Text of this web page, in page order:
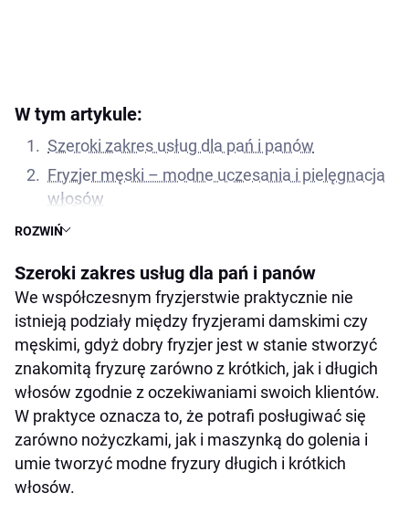
W tym artykule:
ROZWIŃ
Szeroki zakres usług dla pań i panów
Fryzjer męski – modne uczesania i pielęgnacja
włosów
Profesjonalne nożyczki fryzjerskie
Narzędzia i urządzenia niezbędne w salonie
fryzjerskim
Szeroki zakres usług dla pań i panów
We współczesnym fryzjerstwie praktycznie nie
istnieją podziały między fryzjerami damskimi czy
męskimi, gdyż dobry fryzjer jest w stanie stworzyć
znakomitą fryzurę zarówno z krótkich, jak i długich
włosów zgodnie z oczekiwaniami swoich klientów.
W praktyce oznacza to, że potrafi posługiwać się
zarówno nożyczkami, jak i maszynką do golenia i
umie tworzyć modne fryzury długich i krótkich
włosów.